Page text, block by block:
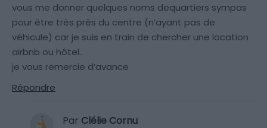
vous me donner quelques noms dequartiers sympas
pour être très près du centre (n’ayant pas de
véhicule) car je suis en train de chercher une location
airbnb ou hôtel..
je vous remercie d’avance
Répondre
Par Clélie Cornu